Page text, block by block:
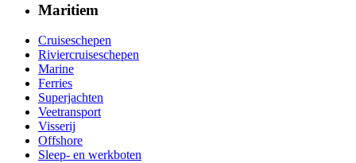
Maritiem
Cruiseschepen
Riviercruiseschepen
Marine
Ferries
Superjachten
Veetransport
Visserij
Offshore
Sleep- en werkboten